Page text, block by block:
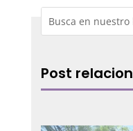
Post